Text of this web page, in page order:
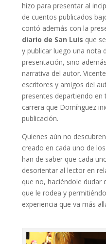
hizo para presentar al
de cuentos publicados
contó además con la
diario de San Luis que
y publicar luego una nota
presentación, sino
narrativa del autor.
escritores y amigos del
presentes departiendo
carrera que Domínguez
publicación.
Quienes aún no
creado en cada uno de
han de saber que cada
desorientar al lector en
que no, haciéndole dudar
que le rodea y
experiencia que va más